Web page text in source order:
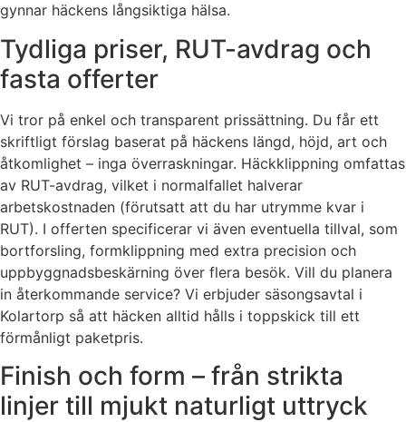
gynnar häckens långsiktiga hälsa.
Tydliga priser, RUT-avdrag och
fasta offerter
Vi tror på enkel och transparent prissättning. Du får ett
skriftligt förslag baserat på häckens längd, höjd, art och
åtkomlighet – inga överraskningar. Häckklippning omfattas
av RUT-avdrag, vilket i normalfallet halverar
arbetskostnaden (förutsatt att du har utrymme kvar i
RUT). I offerten specificerar vi även eventuella tillval, som
bortforsling, formklippning med extra precision och
uppbyggnadsbeskärning över flera besök. Vill du planera
in återkommande service? Vi erbjuder säsongsavtal i
Kolartorp så att häcken alltid hålls i toppskick till ett
förmånligt paketpris.
Finish och form – från strikta
linjer till mjukt naturligt uttryck